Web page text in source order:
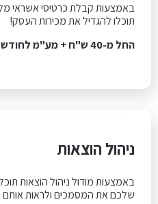
באמצעות קבלת כרטיסי אשראי
תוכלו להגדיל את מכירות העסק!
החל מ-40 ש"ח + מע"מ לחודש
ניהול הוצאות
באמצעות מודול ניהול הוצאות
שלכם את המסמכים ולראות אותם